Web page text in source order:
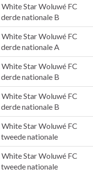
White Star Woluwé FC
derde nationale B
White Star Woluwé FC
derde nationale A
White Star Woluwé FC
derde nationale B
White Star Woluwé FC
derde nationale B
White Star Woluwé FC
tweede nationale
White Star Woluwé FC
tweede nationale